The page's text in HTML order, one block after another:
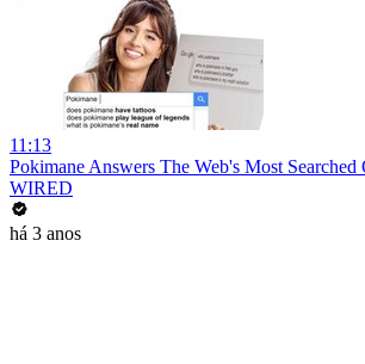
11:13
Pokimane Answers The Web's Most Searched
WIRED
há 3 anos